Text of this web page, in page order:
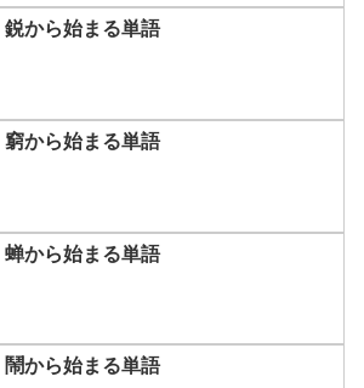
鋭から始まる単語
窮から始まる単語
蝉から始まる単語
鬧から始まる単語